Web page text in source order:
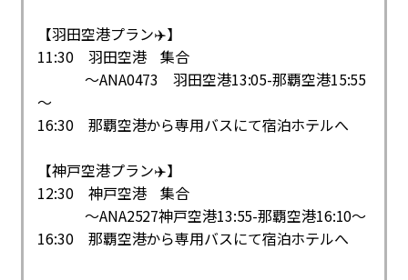
【羽田空港プラン✈️】
11:30 羽田空港 集合
～ANA0473 羽田空港13:05-那覇空港15:55
～
16:30 那覇空港から専用バスにて宿泊ホテルへ
【神戸空港プラン✈️】
12:30 神戸空港 集合
～ANA2527神戸空港13:55-那覇空港16:10～
16:30 那覇空港から専用バスにて宿泊ホテルへ